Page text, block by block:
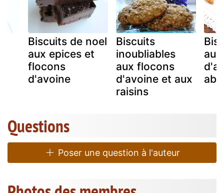
Biscuits de noel
aux epices et
flocons
d'avoine
Biscuits
inoubliables
aux flocons
d'avoine et aux
raisins
Questions
Poser une question à l'auteur